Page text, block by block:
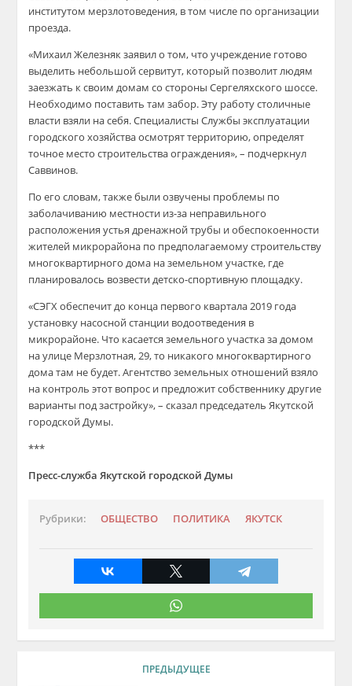
институтом мерзлотоведения, в том числе по организации
проезда.
«Михаил Железняк заявил о том, что учреждение готово
выделить небольшой сервитут, который позволит людям
заезжать к своим домам со стороныСергеляхского шоссе.
Необходимо поставить там забор. Эту работу столичные
власти взяли на себя. Специалисты Службы эксплуатации
городского хозяйства осмотрят территорию, определят
точное место строительства ограждения»,– подчеркнул
Саввинов.
По его словам, также были озвучены проблемы по
заболачиванию местности из-за неправильного
расположения устья дренажной трубы и обеспокоенности
жителей микрорайона по предполагаемому строительству
многоквартирного дома на земельном участке, где
планировалось возвести детско-спортивную площадку.
«СЭГХ обеспечит до конца первого квартала 2019 года
установку насосной станции водоотведения в
микрорайоне. Что касается земельного участка за домом
на улице Мерзлотная, 29, то никакого многоквартирного
дома там не будет. Агентство земельных отношений взяло
на контроль этот вопрос и предложит собственнику другие
варианты под застройку»,– сказал председатель Якутской
городской Думы.
***
Пресс-служба Якутской городской Думы
Рубрики: ОБЩЕСТВО ПОЛИТИКА ЯКУТСК
ПРЕДЫДУЩЕЕ